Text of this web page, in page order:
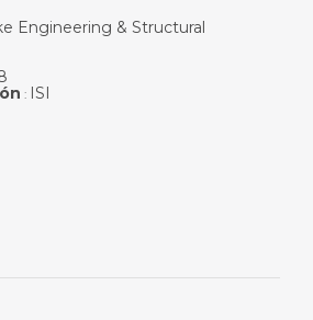
Engineering & Structural
: ISI